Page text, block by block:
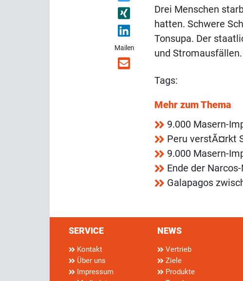
Mailen
Drei Menschen
hatten. Schwere
Tonsupa. Der
und Stromausfällen.
Tags:
Mehr zum Thema
9.000 Masern-
Peru verstÃ¤rkt
9.000 Masern-
Ende der
Galapagos
SERVICE
Kontakt
Über uns
Impressum
NEWS
Vertrieb
Ziele
Produkte